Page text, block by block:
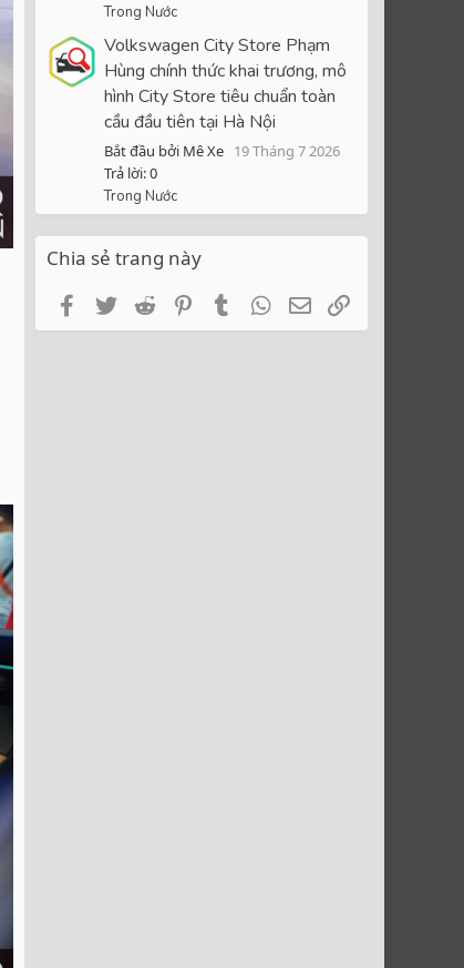
Trong Nước
Volkswagen City Store Phạm
Hùng chính thức khai trương, mô
hình City Store tiêu chuẩn toàn
cầu đầu tiên tại Hà Nội
Bắt đầu bởi Mê Xe 19 Tháng 7 2026
Trả lời: 0
Trong Nước
Chia sẻ trang này
FacebookTwitterRedditPinterestTumblrWhatsApp
Email